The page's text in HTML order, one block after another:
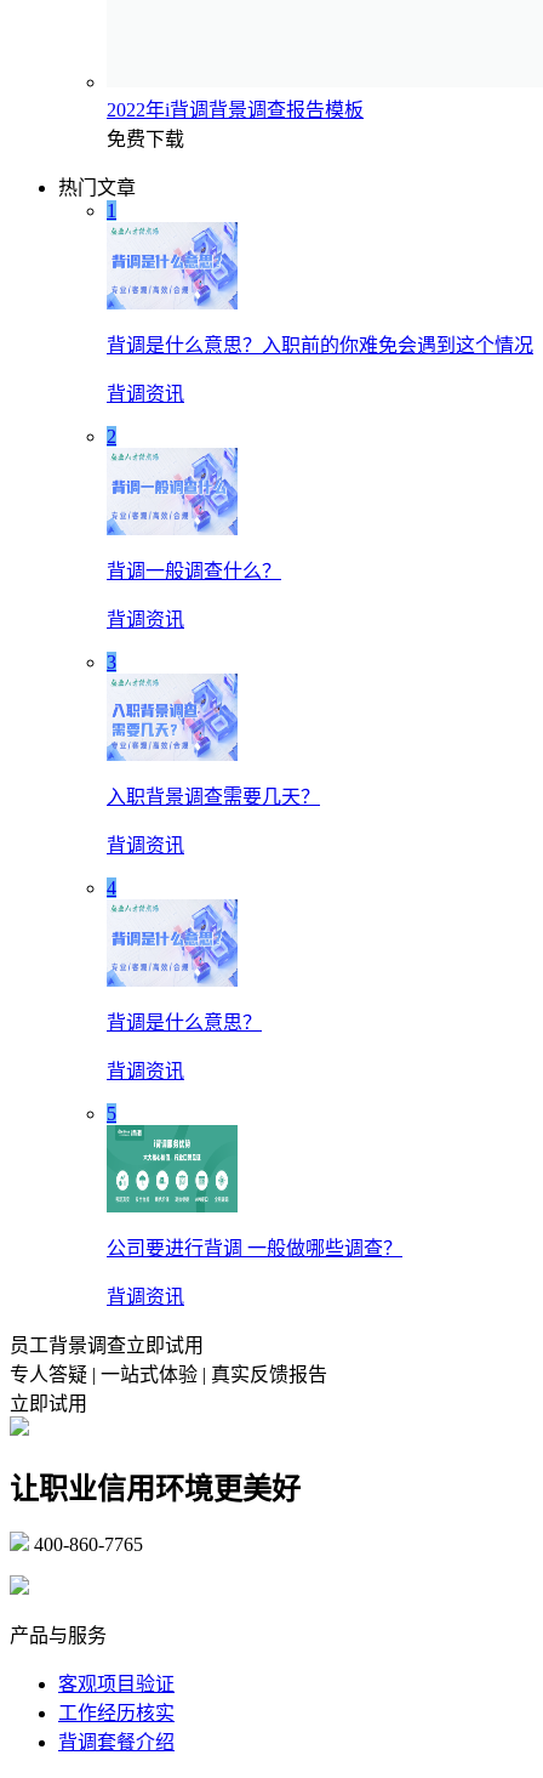
2022年i背调背景调查报告模板
免费下载
热门文章
1
背调是什么意思？入职前的你难免会遇到这个情况
背调资讯
2
背调一般调查什么？
背调资讯
3
入职背景调查需要几天？
背调资讯
4
背调是什么意思？
背调资讯
5
公司要进行背调 一般做哪些调查？
背调资讯
员工背景调查立即试用
专人答疑 | 一站式体验 | 真实反馈报告
立即试用
让职业信用环境更美好
400-860-7765
产品与服务
客观项目验证
工作经历核实
背调套餐介绍